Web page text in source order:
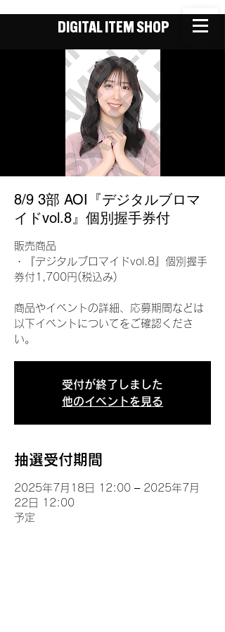
DIGITAL ITEM SHOP
8/9 3部 AOI『デジタルブロマ
イドvol.8』個別握手券付
販売商品
・『デジタルブロマイドvol.8』個別握手
券付1,700円(税込み)
商品やイベントの詳細、応募期間などは
以下イベントについてをご確認くださ
い。
受付が終了しました
他のイベントを見る
抽選受付期間
2025年7月18日 12:00 – 2025年7月
22日 12:00
予定